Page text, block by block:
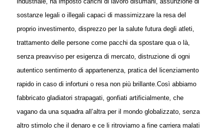
sostanze legali o illegali capaci di massimizzare la resa del
proprio investimento, disprezzo per la salute futura degli atleti,
trattamento delle persone come pacchi da spostare qua o là,
senza preavviso per esigenza di mercato, distruzione di ogni
autentico sentimento di appartenenza, pratica del licenziamento
rapido in caso di infortuni o resa non più brillante.Così abbiamo
fabbricato gladiatori strapagati, gonfiati artificialmente, che
vagano da una squadra all’altra per il mondo globalizzato, senza
altro stimolo che il denaro e ce li ritroviamo a fine carriera malati